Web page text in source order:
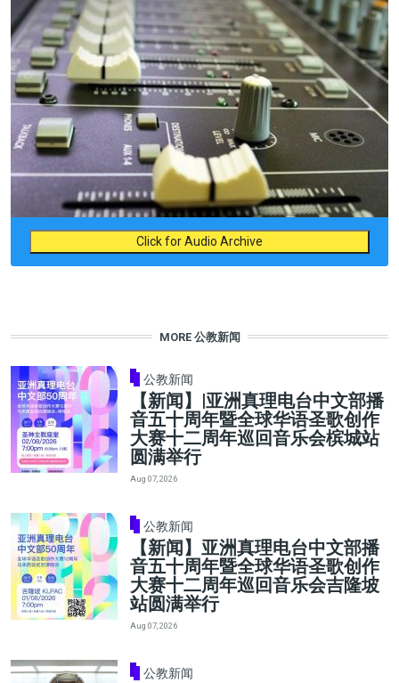
Click for Audio Archive
MORE 公教新闻
公教新闻
【新闻】|亚洲真理电台中文部播
音五十周年暨全球华语圣歌创作
大赛十二周年巡回音乐会槟城站
圆满举行
Aug 07, 2026
公教新闻
【新闻】亚洲真理电台中文部播
音五十周年暨全球华语圣歌创作
大赛十二周年巡回音乐会吉隆坡
站圆满举行
Aug 07, 2026
公教新闻